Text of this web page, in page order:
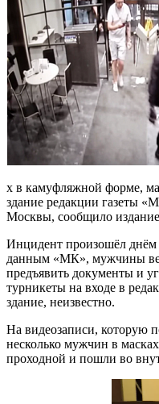
х в камуфляжной форме,
здание редакции газеты
Москвы, сообщило издание
Инцидент произошёл днём
данным «МК», мужчины
предъявить документы и
турникеты на входе в
здание, неизвестно.
На видеозаписи, которую
несколько мужчин в
проходной и пошли во